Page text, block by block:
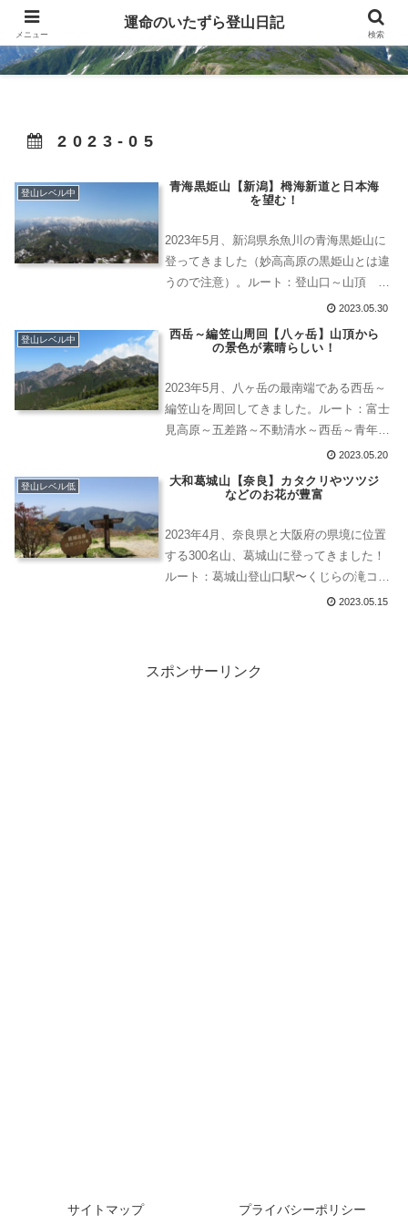
運命のいたずら登山日記
2023-05
登山レベル中
青海黒姫山【新潟】栂海新道と日本海
を望む！
2023年5月、新潟県糸魚川の青海黒姫山に
登ってきました（妙高高原の黒姫山とは違
うので注意）。ルート：登山口～山頂 の
往復。コースタイム：7時間45分。一応300
名山にも選定はされている山ですが、登山
客も少なくて静かな山歩きが楽しめます。
2023.05.30
登山レベル中
西岳～編笠山周回【八ヶ岳】山頂から
の景色が素晴らしい！
2023年5月、八ヶ岳の最南端である西岳～
編笠山を周回してきました。ルート：富士
見高原～五差路～不動清水～西岳～青年小
屋～編笠山～盃流し～富士見高原。コース
タイム：7時間45分
2023.05.20
登山レベル低
大和葛城山【奈良】カタクリやツツジ
などのお花が豊富
2023年4月、奈良県と大阪府の県境に位置
する300名山、葛城山に登ってきました！
ルート：葛城山登山口駅〜くじらの滝コー
ス〜山頂〜つつじ園〜葛城山頂駅〜ロープ
から経験者まで楽しむことができる山で
2023.05.15
スポンサーリンク
サイトマップ プライバシーポリシー
メニュー
運命のいたずら登山日記
検索